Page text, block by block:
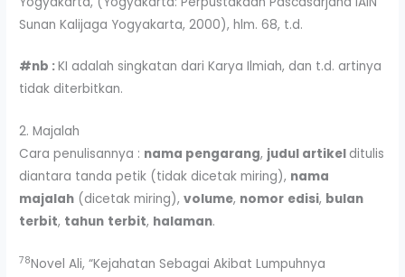
Sunan Kalijaga Yogyakarta, 2000), hlm. 68, t.d.
#nb :KI adalah singkatan dari Karya Ilmiah, dan t.d. artinya
tidak diterbitkan.
2. Majalah
Cara penulisannya : nama pengarang, judul artikel ditulis
diantara tanda petik (tidak dicetak miring), nama
majalah (dicetak miring),volume, nomor edisi, bulan
terbit, tahun terbit, halaman.
78Novel Ali, “Kejahatan Sebagai Akibat Lumpuhnya